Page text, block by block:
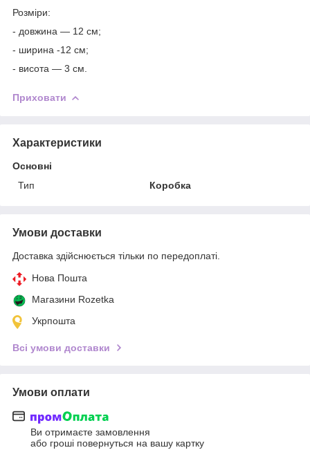
Розміри:
- довжина — 12 см;
- ширина -12 см;
- висота — 3 см.
Приховати
Характеристики
Основні
Тип
Коробка
Умови доставки
Доставка здійснюється тільки по передоплаті.
Нова Пошта
Магазини Rozetka
Укрпошта
Всі умови доставки
Умови оплати
Ви отримаєте замовлення
або гроші повернуться на вашу картку